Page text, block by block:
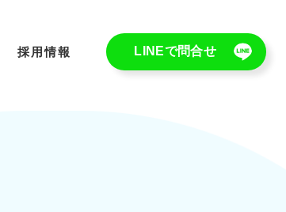
採用情報 LINEで問合せ